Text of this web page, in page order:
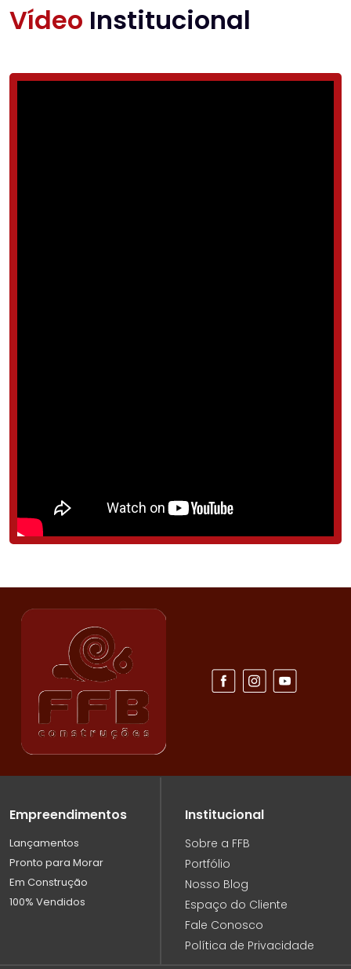
Vídeo Institucional
Empreendimentos
Lançamentos
Pronto para Morar
Em Construção
100% Vendidos
Institucional
Sobre a FFB
Portfólio
Nosso Blog
Espaço do Cliente
Fale Conosco
Política de Privacidade